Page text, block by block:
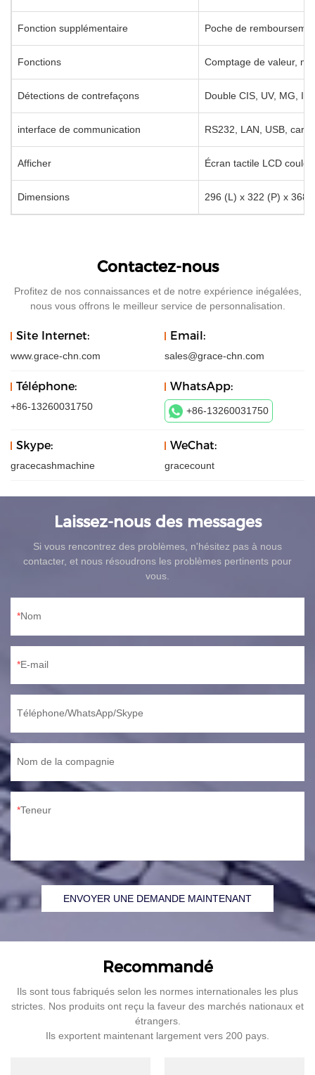
Fonction supplémentaire Poche de
Fonctions Comptage de valeur,
Détections de contrefaçons Double CIS, UV, MG, IR
interface de communication RS232, LAN, USB,
Afficher Écran tactile LCD
Dimensions 296 (L) x 322 (P) x 368
Contactez-nous
Profitez de nos connaissances et de notre expérience inégalées,
nous vous offrons le meilleur service de personnalisation.
Site Internet:
www.grace-chn.com
Email:
sales@grace-chn.com
Téléphone:
+86-13260031750
WhatsApp:
+86-13260031750
Skype:
gracecashmachine
WeChat:
gracecount
Laissez-nous des messages
Si vous rencontrez des problèmes, n'hésitez pas à nous
contacter, et nous résoudrons les problèmes pertinents pour
vous.
Nom
E-mail
Téléphone/WhatsApp/Skype
Nom de la compagnie
Teneur
ENVOYER UNE DEMANDE MAINTENANT
Recommandé
Ils sont tous fabriqués selon les normes internationales les plus
strictes. Nos produits ont reçu la faveur des marchés nationaux et
étrangers.
Ils exportent maintenant largement vers 200 pays.